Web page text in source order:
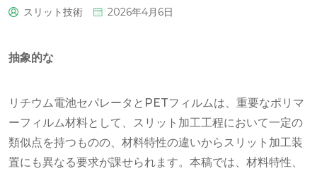
スリット技術 2026年4月6日
抽象的な
リチウム電池セパレータとPETフィルムは、重要なポリマ
ーフィルム材料として、スリット加工工程において一定の
類似点を持つものの、材料特性の違いからスリット加工装
置にも異なる要求が課せられます。本稿では、材料特性、